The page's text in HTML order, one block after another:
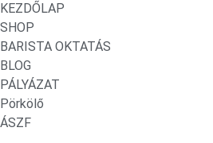
KEZDŐLAP
SHOP
BARISTA OKTATÁS
BLOG
PÁLYÁZAT
Pörkölő
ÁSZF